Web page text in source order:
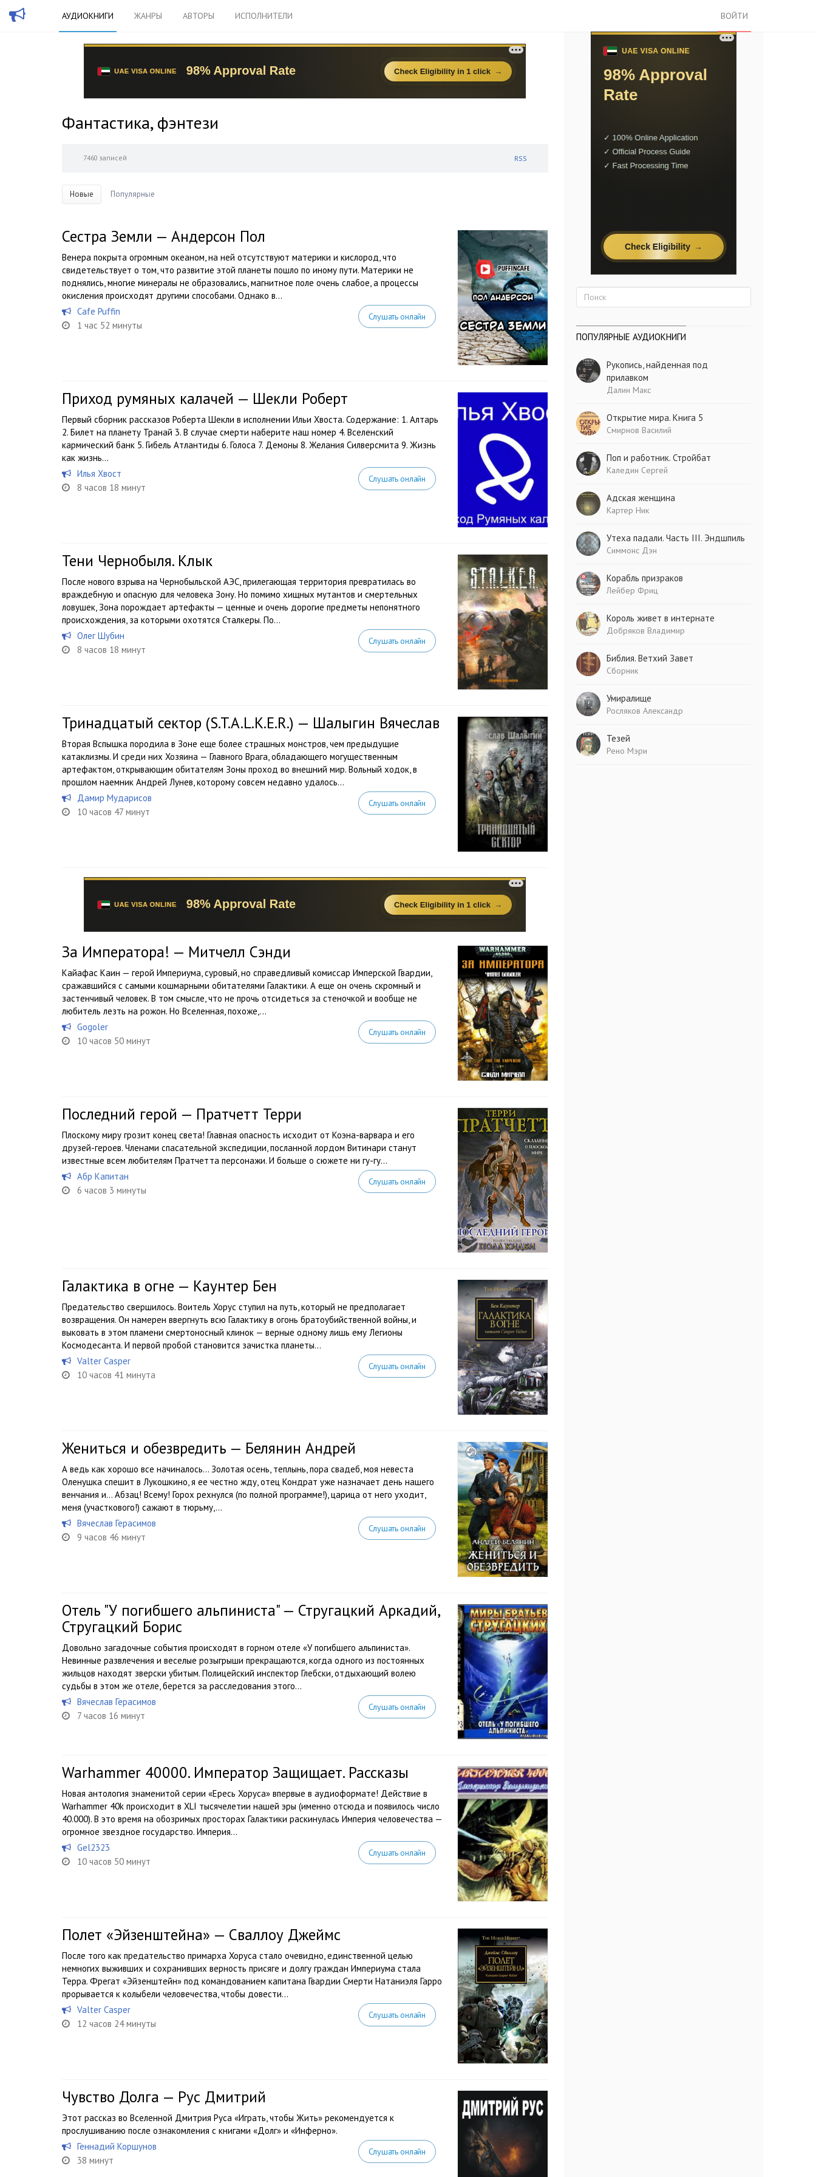
АУДИОКНИГИ ЖАНРЫ АВТОРЫ ИСПОЛНИТЕЛИ ВОЙТИ
Фантастика, фэнтези
7460 записей RSS
Новые Популярные
Сестра Земли — Андерсон Пол
Венера покрыта огромным океаном, на ней отсутствуют материки и кислород, что
свидетельствует о том, что развитие этой планеты пошло по иному пути. Материки не
поднялись, многие минералы не образовались, магнитное поле очень слабое, а процессы
окисления происходят другими способами. Однако в...
Cafe Puffin
1 час 52 минуты
Слушать онлайн
Приход румяных калачей — Шекли Роберт
Первый сборник рассказов Роберта Шекли в исполнении Ильи Хвоста. Содержание: 1. Алтарь
2. Билет на планету Транай 3. В случае смерти наберите наш номер 4. Вселенский
кармический банк 5. Гибель Атлантиды 6. Голоса 7. Демоны 8. Желания Силверсмита 9. Жизнь
как жизнь...
Илья Хвост
8 часов 18 минут
Слушать онлайн
Тени Чернобыля. Клык
После нового взрыва на Чернобыльской АЭС, прилегающая территория превратилась во
враждебную и опасную для человека Зону. Но помимо хищных мутантов и смертельных
ловушек, Зона порождает артефакты — ценные и очень дорогие предметы непонятного
происхождения, за которыми охотятся Сталкеры. По...
Олег Шубин
8 часов 18 минут
Слушать онлайн
Тринадцатый сектор (S.T.A.L.K.E.R.) — Шалыгин Вячеслав
Вторая Вспышка породила в Зоне еще более страшных монстров, чем предыдущие
катаклизмы. И среди них Хозяина — Главного Врага, обладающего могущественным
артефактом, открывающим обитателям Зоны проход во внешний мир. Вольный ходок, в
прошлом наемник Андрей Лунев, которому совсем недавно удалось...
Дамир Мударисов
10 часов 47 минут
Слушать онлайн
За Императора! — Митчелл Сэнди
Кайафас Каин — герой Империума, суровый, но справедливый комиссар Имперской Гвардии,
сражавшийся с самыми кошмарными обитателями Галактики. А еще он очень скромный и
застенчивый человек. В том смысле, что не прочь отсидеться за стеночкой и вообще не
любитель лезть на рожон. Но Вселенная, похоже,...
Gogoler
10 часов 50 минут
Слушать онлайн
Последний герой — Пратчетт Терри
Плоскому миру грозит конец света! Главная опасность исходит от Коэна-варвара и его
друзей-героев. Членами спасательной экспедиции, посланной лордом Витинари станут
известные всем любителям Пратчетта персонажи. И больше о сюжете ни гу-гу…
Абр Капитан
6 часов 3 минуты
Слушать онлайн
Галактика в огне — Каунтер Бен
Предательство свершилось. Воитель Хорус ступил на путь, который не предполагает
возвращения. Он намерен ввергнуть всю Галактику в огонь братоубийственной войны, и
выковать в этом пламени смертоносный клинок — верные одному лишь ему Легионы
Космодесанта. И первой пробой становится зачистка планеты...
Valter Casper
10 часов 41 минута
Слушать онлайн
Жениться и обезвредить — Белянин Андрей
А ведь как хорошо все начиналось… Золотая осень, теплынь, пора свадеб, моя невеста
Оленушка спешит в Лукошкино, я ее честно жду, отец Кондрат уже назначает день нашего
венчания и… Абзац! Всему! Горох рехнулся (по полной программе!), царица от него уходит,
меня (участкового!) сажают в тюрьму,...
Вячеслав Герасимов
9 часов 46 минут
Слушать онлайн
Отель "У погибшего альпиниста" — Стругацкий Аркадий,
Стругацкий Борис
Довольно загадочные события происходят в горном отеле «У погибшего альпиниста».
Невинные развлечения и веселые розыгрыши прекращаются, когда одного из постоянных
жильцов находят зверски убитым. Полицейский инспектор Глебски, отдыхающий волею
судьбы в этом же отеле, берется за расследования этого...
Вячеслав Герасимов
7 часов 16 минут
Слушать онлайн
Warhammer 40000. Император Защищает. Рассказы
Новая антология знаменитой серии «Ересь Хоруса» впервые в аудиоформате! Действие в
Warhammer 40k происходит в XLI тысячелетии нашей эры (именно отсюда и появилось число
40.000). В это время на обозримых просторах Галактики раскинулась Империя человечества —
огромное звездное государство. Империя...
Gel2323
10 часов 50 минут
Слушать онлайн
Полет «Эйзенштейна» — Сваллоу Джеймс
После того как предательство примарха Хоруса стало очевидно, единственной целью
немногих выживших и сохранивших верность присяге и долгу граждан Империума стала
Терра. Фрегат «Эйзенштейн» под командованием капитана Гвардии Смерти Натаниэля Гарро
прорывается к колыбели человечества, чтобы довести...
Valter Casper
12 часов 24 минуты
Слушать онлайн
Чувство Долга — Рус Дмитрий
Этот рассказ во Вселенной Дмитрия Руса «Играть, чтобы Жить» рекомендуется к
прослушиванию после ознакомления с книгами «Долг» и «Инферно».
Геннадий Коршунов
38 минут
Слушать онлайн
ПОПУЛЯРНЫЕ АУДИОКНИГИ
Рукопись, найденная под
прилавком
Далин Макс
Открытие мира. Книга 5
Смирнов Василий
Поп и работник. Стройбат
Каледин Сергей
Адская женщина
Картер Ник
Утеха падали. Часть III. Эндшпиль
Симмонс Дэн
Корабль призраков
Лейбер Фриц
Король живет в интернате
Добряков Владимир
Библия. Ветхий Завет
Сборник
Умиралище
Росляков Александр
Тезей
Рено Мэри